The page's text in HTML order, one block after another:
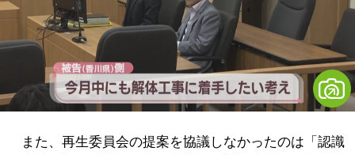
また、再生委員会の提案を協議しなかったのは「認識